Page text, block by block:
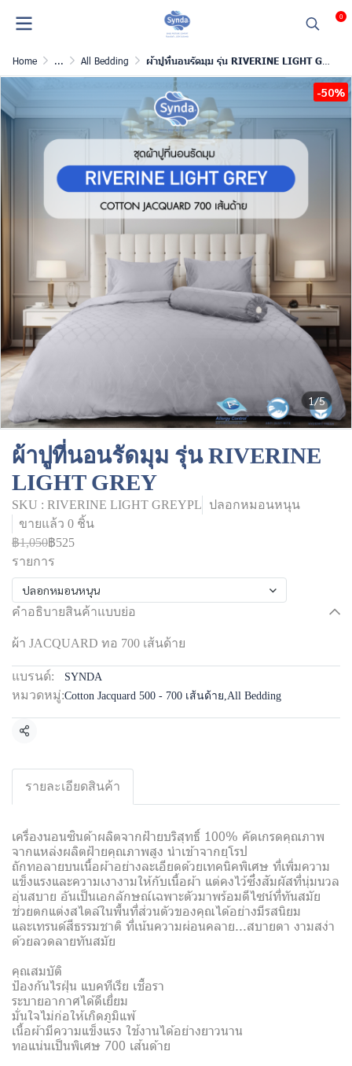
0
Home ... All Bedding ผ้าปูที่นอนรัดมุม รุ่น RIVERINE LIGHT GREY
1/5
-50%
ผ้าปูที่นอนรัดมุม รุ่น RIVERINE
LIGHT GREY
SKU : RIVERINE LIGHT GREYPL
ปลอกหมอนหนุน
ขายแล้ว 0 ชิ้น
฿1,050฿525
รายการ
ปลอกหมอนหนุน
คำอธิบายสินค้าแบบย่อ
ผ้า JACQUARD ทอ 700 เส้นด้าย
แบรนด์: SYNDA
หมวดหมู่:Cotton Jacquard 500 - 700 เส้นด้าย,All Bedding
แชร์
รายละเอียดสินค้า
เครื่องนอนซินด้าผลิตจากฝ้ายบริสุทธิ์ 100% คัดเกรดคุณภาพ
จากแหล่งผลิตฝ้ายคุณภาพสูง นำเข้าจากยุโรป
ถักทอลายบนเนื้อผ้าอย่างละเอียดด้วยเทคนิคพิเศษ ที่เพิ่มความ
แข็งแรงและความเงางามให้กับเนื้อผ้า แต่คงไว้ซึ่งสัมผัสที่นุ่มนวล
อุ่นสบาย อันเป็นเอกลักษณ์เฉพาะตัวมาพร้อมดีไซน์ที่ทันสมัย
ช่วยตกแต่งสไตล์ในพื้นที่ส่วนตัวของคุณได้อย่างมีรสนิยม
และเทรนด์สีธรรมชาติ ที่เน้นความผ่อนคลาย...สบายตา งามสง่า
ด้วยลวดลายทันสมัย
คุณสมบัติ
ป้องกันไรฝุ่น แบคทีเรีย เชื้อรา
ระบายอากาศได้ดีเยี่ยม
มั่นใจไม่ก่อให้เกิดภูมิแพ้
เนื้อผ้ามีความแข็งแรง ใช้งานได้อย่างยาวนาน
ทอแน่นเป็นพิเศษ 700 เส้นด้าย